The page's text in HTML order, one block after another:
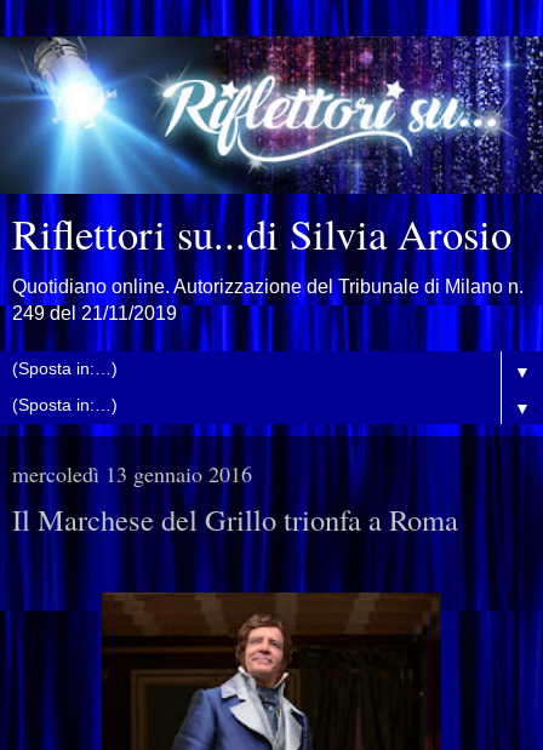
Riflettori su...di Silvia Arosio
Quotidiano online. Autorizzazione del Tribunale di Milano n.
249 del 21/11/2019
▼
▼
mercoledì 13 gennaio 2016
Il Marchese del Grillo trionfa a Roma